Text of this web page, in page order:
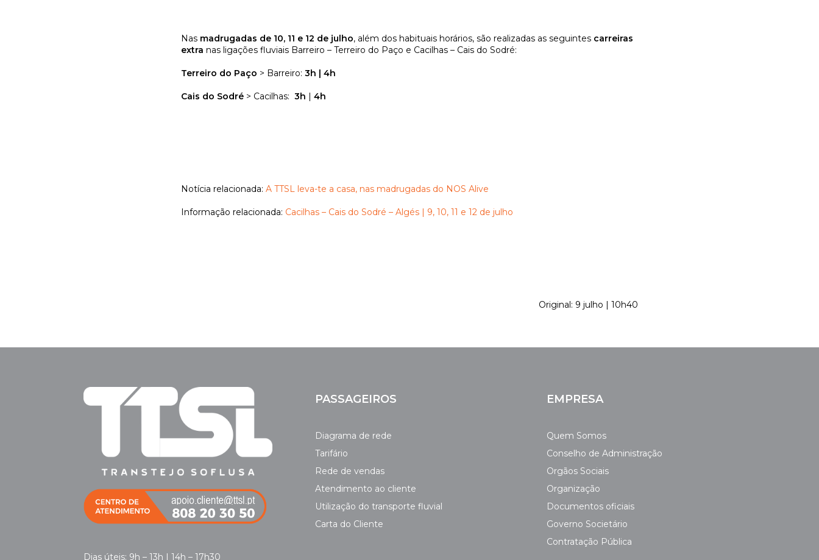
Nas madrugadas de 10, 11 e 12 de julho, além dos habituais horários, são realizadas as seguintes carreiras
extra nas ligações fluviais Barreiro – Terreiro do Paço e Cacilhas – Cais do Sodré:
Terreiro do Paço > Barreiro: 3h | 4h
Cais do Sodré > Cacilhas: 3h | 4h
Notícia relacionada: A TTSL leva-te a casa, nas madrugadas do NOS Alive
Informação relacionada: Cacilhas – Cais do Sodré – Algés | 9, 10, 11 e 12 de julho
Original: 9 julho | 10h40
Dias úteis: 9h – 13h | 14h – 17h30
PASSAGEIROS
Diagrama de rede
Tarifário
Rede de vendas
Atendimento ao cliente
Utilização do transporte fluvial
Carta do Cliente
EMPRESA
Quem Somos
Conselho de Administração
Orgãos Sociais
Organização
Documentos oficiais
Governo Societário
Contratação Pública